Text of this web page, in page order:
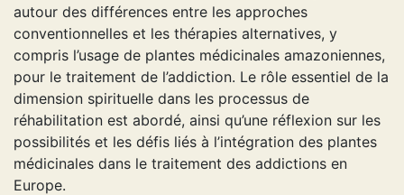
autour des différences entre les approches
conventionnelles et les thérapies alternatives, y
compris l’usage de plantes médicinales amazoniennes,
pour le traitement de l’addiction. Le rôle essentiel de la
dimension spirituelle dans les processus de
réhabilitation est abordé, ainsi qu’une réflexion sur les
possibilités et les défis liés à l’intégration des plantes
médicinales dans le traitement des addictions en
Europe.